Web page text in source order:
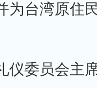
为台湾原住
仪委员会主